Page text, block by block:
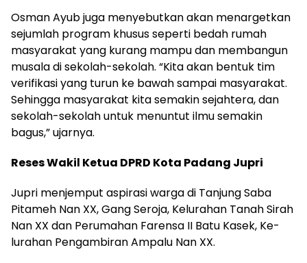
Osman Ayub juga menyebutkan akan menargetkan
sejumlah program khusus seperti bedah rumah
masyarakat yang kurang mampu dan membangun
musala di sekolah-sekolah. “Kita akan bentuk tim
verifikasi yang turun ke bawah sampai masyarakat.
Sehingga masyarakat kita semakin sejahtera, dan
sekolah-sekolah untuk menuntut ilmu semakin
bagus,” ujarnya.
Reses Wakil Ketua DPRD Kota Padang Jupri
Jupri menjemput aspirasi warga di Tanjung Saba
Pitameh Nan XX, Gang Seroja, Kelurahan Tanah Sirah
Nan XX dan Peru­ma­han Farensa II Batu Kasek, Ke­
lurahan Pengambiran Ampalu Nan XX.